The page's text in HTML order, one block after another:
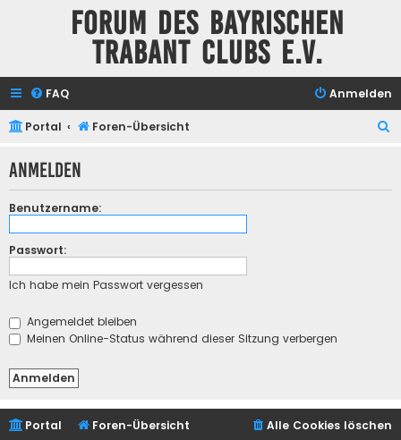
Forum des Bayrischen
Trabant Clubs e.V.
FAQ Anmelden
Portal Foren-Übersicht
h
Anmelden
Benutzername:
Passwort:
Ich habe mein Passwort vergessen
Angemeldet bleiben
Meinen Online-Status während dieser Sitzung verbergen
Portal Foren-Übersicht
Alle Cookies löschen